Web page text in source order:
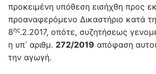
προκειμένη υπόθεση εισήχθη προς
προαναφερόμενο Δικαστήριο κατά
8ης.2.2017, οπότε, συζητήσεως
η υπ΄ αριθμ. 272/2019 απόφαση
την αγωγή.